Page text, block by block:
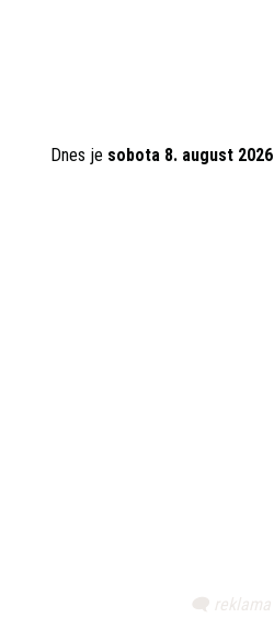
Dnes je sobota 8. august 2026